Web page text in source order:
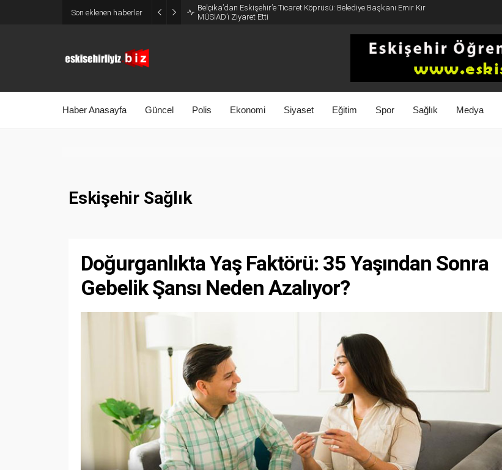
Son eklenen haberler
Belçika’dan Eskişehir’e Ticaret Köprüsü: Belediye Başkanı Emir Kır
MÜSİAD’ı Ziyaret Etti
Haber Anasayfa Güncel Polis Ekonomi Siyaset Eğitim Spor Sağlık Medya
Eskişehir Sağlık
Doğurganlıkta Yaş Faktörü: 35 Yaşından Sonra
Gebelik Şansı Neden Azalıyor?